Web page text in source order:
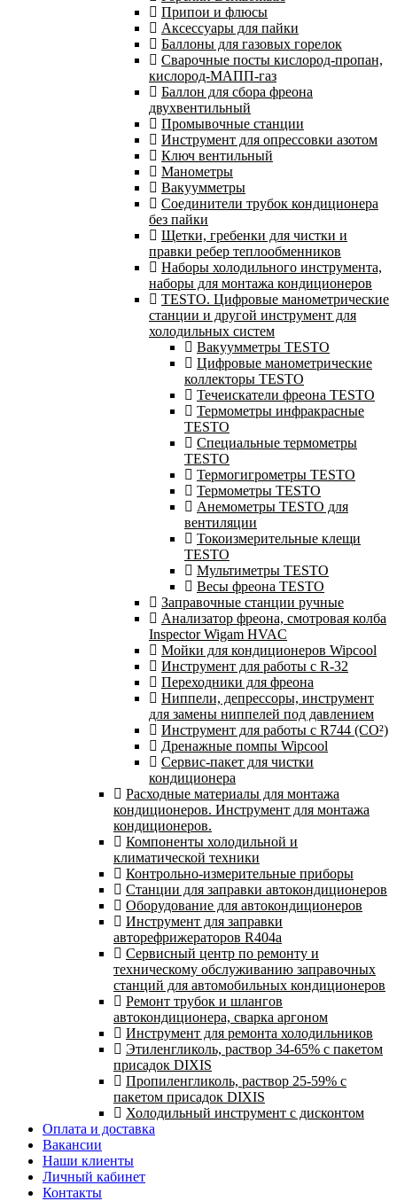
Припои и флюсы
Аксессуары для пайки
Баллоны для газовых горелок
Сварочные посты кислород-пропан,
кислород-МАПП-газ
Баллон для сбора фреона
двухвентильный
Промывочные станции
Инструмент для опрессовки азотом
Ключ вентильный
Манометры
Вакуумметры
Соединители трубок кондиционера
без пайки
Щетки, гребенки для чистки и
правки ребер теплообменников
Наборы холодильного инструмента,
наборы для монтажа кондиционеров
TESTO. Цифровые манометрические
станции и другой инструмент для
холодильных систем
Вакуумметры TESTO
Цифровые манометрические
коллекторы TESTO
Течеискатели фреона TESTO
Термометры инфракрасные
TESTO
Специальные термометры
TESTO
Термогигрометры TESTO
Термометры TESTO
Анемометры TESTO для
вентиляции
Токоизмерительные клещи
TESTO
Мультиметры TESTO
Весы фреона TESTO
Заправочные станции ручные
Анализатор фреона, смотровая колба
Inspector Wigam HVAC
Мойки для кондиционеров Wipcool
Инструмент для работы с R-32
Переходники для фреона
Ниппели, депрессоры, инструмент
для замены ниппелей под давлением
Инструмент для работы с R744 (CO²)
Дренажные помпы Wipcool
Сервис-пакет для чистки
кондиционера
Расходные материалы для монтажа
кондиционеров. Инструмент для монтажа
кондиционеров.
Компоненты холодильной и
климатической техники
Контрольно-измерительные приборы
Станции для заправки автокондиционеров
Оборудование для автокондиционеров
Инструмент для заправки
авторефрижераторов R404a
Сервисный центр по ремонту и
техническому обслуживанию заправочных
станций для автомобильных кондиционеров
Ремонт трубок и шлангов
автокондиционера, сварка аргоном
Инструмент для ремонта холодильников
Этиленгликоль, раствор 34-65% с пакетом
присадок DIXIS
Пропиленгликоль, раствор 25-59% с
пакетом присадок DIXIS
Холодильный инструмент с дисконтом
Оплата и доставка
Вакансии
Наши клиенты
Личный кабинет
Контакты